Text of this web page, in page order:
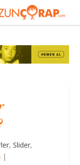
,Slider,
|